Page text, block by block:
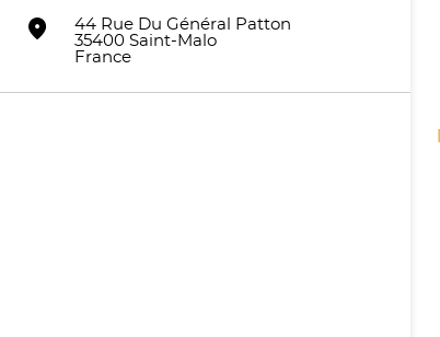
marker
44 Rue Du Général Patton
35400 Saint-Malo
France